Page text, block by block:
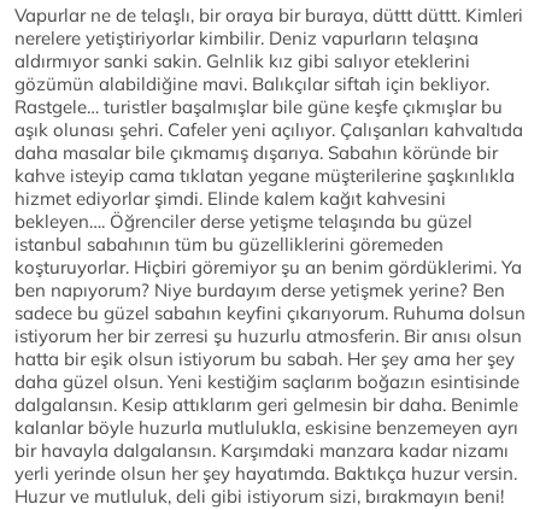
Vapurlar ne de telaşlı, bir oraya bir buraya, düttt düttt. Kimleri
nerelere yetiştiriyorlar kimbilir. Deniz vapurların telaşına
aldırmıyor sanki sakin. Gelnlik kız gibi salıyor eteklerini
gözümün alabildiğine mavi. Balıkçılar siftah için bekliyor.
Rastgele… turistler başalmışlar bile güne keşfe çıkmışlar bu
aşık olunası şehri. Cafeler yeni açılıyor. Çalışanları kahvaltıda
daha masalar bile çıkmamış dışarıya. Sabahın köründe bir
kahve isteyip cama tıklatan yegane müşterilerine şaşkınlıkla
hizmet ediyorlar şimdi. Elinde kalem kağıt kahvesini
bekleyen…. Öğrenciler derse yetişme telaşında bu güzel
istanbul sabahının tüm bu güzelliklerini göremeden
koşturuyorlar. Hiçbiri göremiyor şu an benim gördüklerimi. Ya
ben napıyorum? Niye burdayım derse yetişmek yerine? Ben
sadece bu güzel sabahın keyfini çıkarıyorum. Ruhuma dolsun
istiyorum her bir zerresi şu huzurlu atmosferin. Bir anısı olsun
hatta bir eşik olsun istiyorum bu sabah. Her şey ama her şey
daha güzel olsun. Yeni kestiğim saçlarım boğazın esintisinde
dalgalansın. Kesip attıklarım geri gelmesin bir daha. Benimle
kalanlar böyle huzurla mutlulukla, eskisine benzemeyen ayrı
bir havayla dalgalansın. Karşımdaki manzara kadar nizamı
yerli yerinde olsun her şey hayatımda. Baktıkça huzur versin.
Huzur ve mutluluk, deli gibi istiyorum sizi, bırakmayın beni!